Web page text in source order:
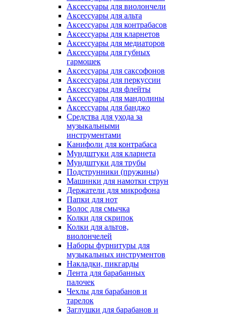
Аксессуары для виолончели
Аксессуары для альта
Аксессуары для контрабасов
Аксессуары для кларнетов
Аксессуары для медиаторов
Аксессуары для губных
гармошек
Аксессуары для саксофонов
Аксессуары для перкуссии
Аксессуары для флейты
Аксессуары для мандолины
Аксессуары для банджо
Средства для ухода за
музыкальными
инструментами
Канифоли для контрабаса
Мундштуки для кларнета
Мундштуки для трубы
Подструнники (пружины)
Машинки для намотки струн
Держатели для микрофона
Папки для нот
Волос для смычка
Колки для скрипок
Колки для альтов,
виолончелей
Наборы фурнитуры для
музыкальных инструментов
Накладки, пикгарды
Лента для барабанных
палочек
Чехлы для барабанов и
тарелок
Заглушки для барабанов и